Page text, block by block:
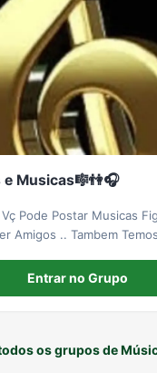
Musicas🎼👫🎧
Pode Postar Musicas
Amigos .. Tambem
Entrar no Grupo
os grupos de